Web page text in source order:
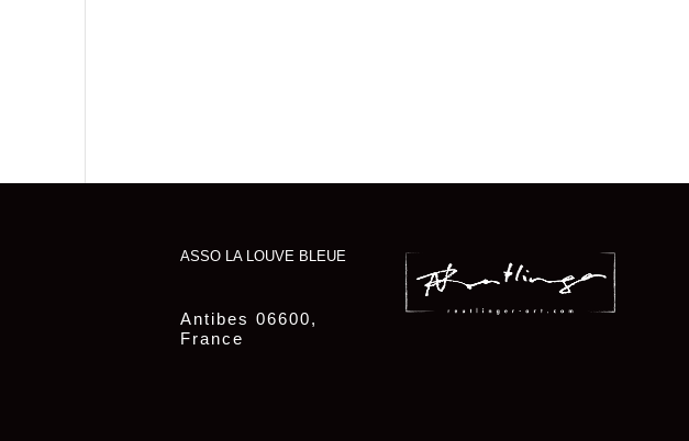
ASSO LA LOUVE BLEUE
Antibes 06600,
France